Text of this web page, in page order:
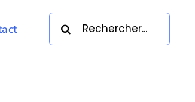
Rechercher: